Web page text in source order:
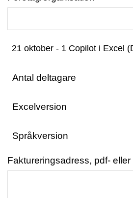
Faktureringsadress, pdf- eller